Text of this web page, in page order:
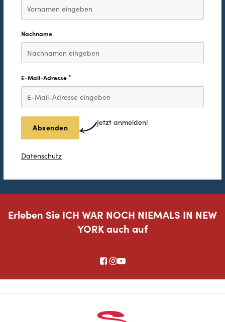
Nachname
E-Mail-Adresse*
Jetzt anmelden!
Datenschutz
Erleben Sie ICH WAR NOCH NIEMALS IN NEW
YORK auch auf